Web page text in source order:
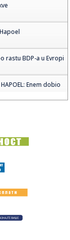
rastu BDP-a u Evropi
HAPOEL: Enem dobio
poslao snažnu p...
šokirao Najmegen
Predsednik
junajteda